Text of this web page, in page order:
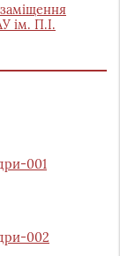
ім. П.І.
001
002